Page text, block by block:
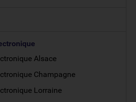
Alsace
Champagne
Lorraine